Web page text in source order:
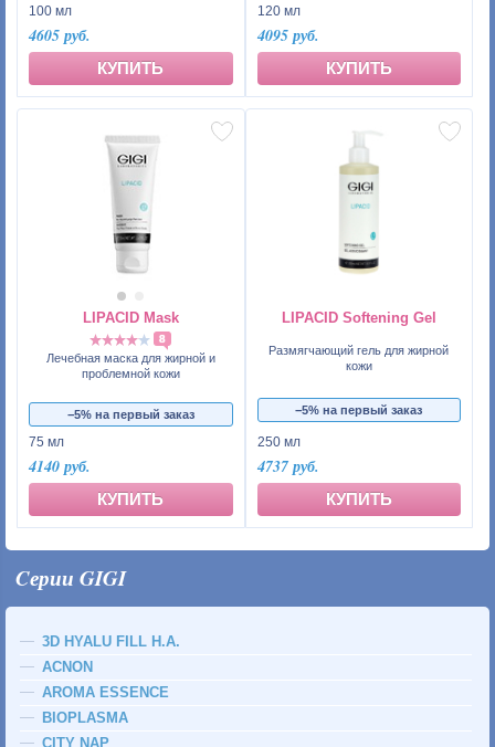
100 мл
4605 руб.
КУПИТЬ
120 мл
4095 руб.
КУПИТЬ
LIPACID Mask
8
Лечебная маска для жирной и
проблемной кожи
−5% на первый заказ
75 мл
4140 руб.
КУПИТЬ
LIPACID Softening Gel
Размягчающий гель для жирной
кожи
−5% на первый заказ
250 мл
4737 руб.
КУПИТЬ
Cерии GIGI
3D HYALU FILL H.A.
ACNON
AROMA ESSENCE
BIOPLASMA
CITY NAP